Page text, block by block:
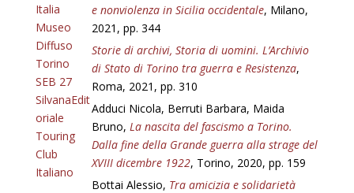
Italia
Museo
Diffuso
Torino
SEB 27
SilvanaEdit
oriale
Touring
Club
Italiano
e nonviolenza in Sicilia occidentale, Milano,
2021, pp. 344
Storie di archivi, Storia di uomini. L’Archivio
di Stato di Torino tra guerra e Resistenza,
Roma, 2021, pp. 310
Adduci Nicola, Berruti Barbara, Maida
Bruno,La nascita del fascismo a Torino.
Dalla fine della Grande guerra alla strage del
XVIII dicembre 1922, Torino, 2020, pp. 159
Bottai Alessio, Tra amicizia e solidarietà